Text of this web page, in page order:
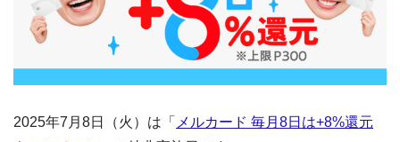
2025年7月8日（火）は「 メルカード 毎月8日は+8%還元